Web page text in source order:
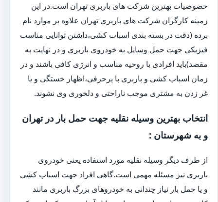
خصوصیات بهترین شرکت های باربری تهران است.در این
زمینه کارگران شرکت های باربری تهران علاوه بر موارد نام
برده (دقت در بسته بندی اسباب کشی،داشتن توانایی مناسب
فیزیکی جهت حمل وسایل به خودروی باربری و در نهایت به
مقصد)باید افرادی با روحیه مناسب و انرژی کافی باشند و در
زمان اسباب کشی و باربری با پرحرفی،اظهار خستگی و یا
غر زدن به مشتری موجب ناراحتی و دلخوری وی نشوند.
انتخاب بهترین وسیله نقلیه جهت حمل بار در تهران
و به شهرستان :
از طرف دیگر وسیله نقلیه مورد استفاده یعنی خودروی
باربری نیز مسئله مهمی است.گاهی افراد جهت اسباب کشی
و یا حمل بار نیاز چندانی به خودروهای بزرگ باربری مانند